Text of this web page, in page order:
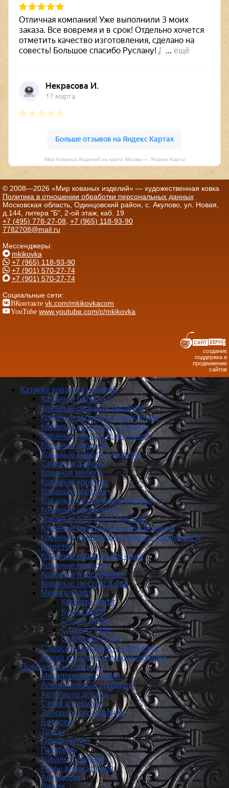
Мир Кованых Изделий на карте Москвы — Яндекс Карты
© 2008—2026 «Мир кованых изделий» — художественная ковка
Политика в отношении обработки персональных данных
Московская область, Одинцовский район, с. Акулово, ул. Новая,
д.144, литера "Б", 2-ой этаж, каб. 19
+7 (495) 778-27-08, +7 (965) 118-93-90
7782708@mail.ru
Мессенджеры:
mkikovka
+7 (965) 118-93-90
+7 (901) 570-27-74
+7 (901) 570-27-74
Социальные сети:
ВКонтакте vk.com/mkikovkacom
YouTube www.youtube.com/c/mkikovka
создание
поддержка и
продвижение
сайтов
Каталог кованых изделий
Кованые балконы
Кованые оконные решетки
Кованые заборы и ог­ражде­ния
Кованые козырьки и навесы
Кованые перила и лестницы
Кованые фонари
Кованые ворота и калитки
Сварные заборы
Кованая мебель
Кованые кровати
Кованые зеркала
Кованые ритуальные ограды
Кованые цветочницы
Кованые беседки и мостики
Кованые мангалы и дымосборники
Кованые наборы для камина, дровницы и
решётки
Кованые изделия для сада
Кованые подарки
Кованые подсвечники
Кованые люстры и бра
Мебель Лофт
Кровати Лофт
Кухни Лофт
Столы Лофт
Стулья Лофт
Стеллажи Лофт
Спросить/заказать в один клик
Архив каталога кованых изделий
Порошковая покраска
Металлоконструкции
Алюминиевый профиль
Авто/мото детали
Сетки и решетки
Заборы и ограждения
Батареи
Трубы
Профнастил
Профиль
Кованые изделия
Рамы велосипедов
Автодиски